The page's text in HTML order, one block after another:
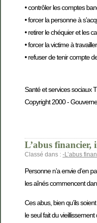
• contrôler les comptes
• forcer la personne à
• retirer le chéquier et les
• forcer la victime à
• refuser de tenir compte
Santé et services sociaux
Copyright 2000 -
L’abus financier,
Classé dans : -L’abus
Personne n’a envie d’en
les aînés commencent
Ces abus, bien qu’ils
le seul fait du